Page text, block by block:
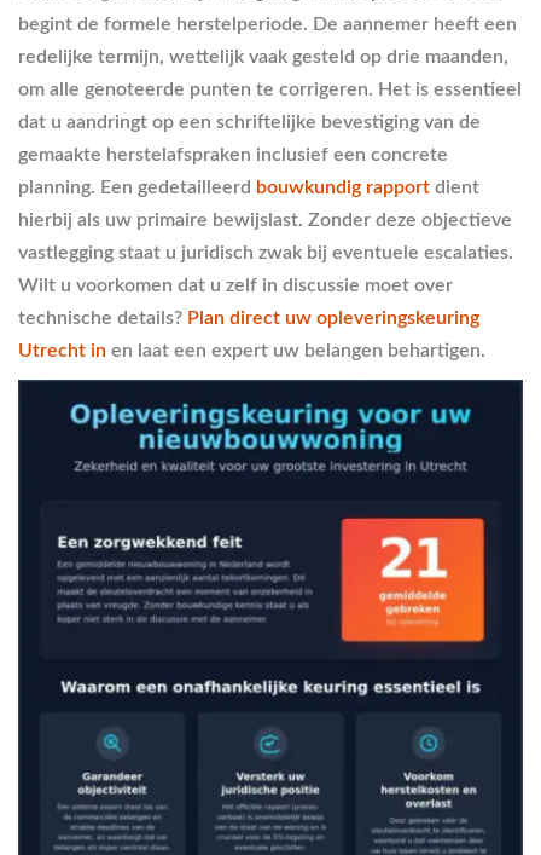
begint de formele herstelperiode. De aannemer heeft een
redelijke termijn, wettelijk vaak gesteld op drie maanden,
om alle genoteerde punten te corrigeren. Het is essentieel
dat u aandringt op een schriftelijke bevestiging van de
gemaakte herstelafspraken inclusief een concrete
planning. Een gedetailleerd bouwkundig rapport dient
hierbij als uw primaire bewijslast. Zonder deze objectieve
vastlegging staat u juridisch zwak bij eventuele escalaties.
Wilt u voorkomen dat u zelf in discussie moet over
technische details? Plan direct uw opleveringskeuring
Utrecht in en laat een expert uw belangen behartigen.